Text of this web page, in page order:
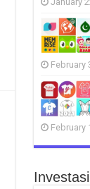
February
February
Investasi